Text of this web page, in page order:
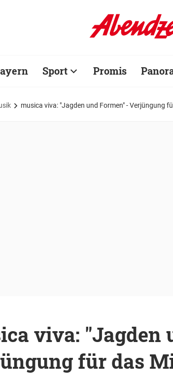
Sport Promis
musica viva: "Jagden und Formen" - Verjüngung
viva: "Jagden
für das